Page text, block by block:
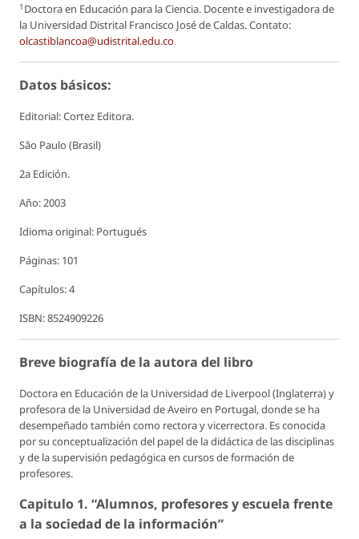
1 Doctora en Educación para la Ciencia. Docente e investigadora de
la Universidad Distrital Francisco José de Caldas. Contato:
olcastiblancoa@udistrital.edu.co
Datos básicos:
Editorial: Cortez Editora.
São Paulo (Brasil)
2a Edición.
Año: 2003
Idioma original: Portugués
Páginas: 101
Capítulos: 4
ISBN: 8524909226
Breve biografía de la autora del libro
Doctora en Educación de la Universidad de Liverpool (Inglaterra) y
profesora de la Universidad de Aveiro en Portugal, donde se ha
desempeñado también como rectora y vicerrectora. Es conocida
por su conceptualización del papel de la didáctica de las disciplinas
y de la supervisión pedagógica en cursos de formación de
profesores.
Capitulo 1. “Alumnos, profesores y escuela frente
a la sociedad de la información”